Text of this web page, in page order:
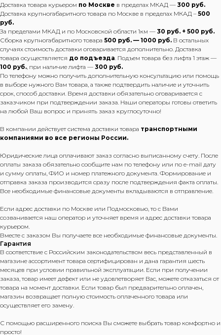
Доставка товара курьером по Москве в пределах МКАД — 300 руб.
Доставка крупногабаритного товара по Москве в пределах МКАД – 500
руб.
За пределами МКАД и по Московской области 1км — 30 руб. + 500 руб.
Сборка крупногабаритного товара 500 руб. — 1000 руб. В остальных
случаях стоимость доставки оговаривается дополнительно. Доставка
товара осуществляется до подъезда. Подъем товара без лифта 1 этаж —
100 руб., при наличие лифта — 300 руб.
По телефону можно получить дополнительную консультацию или помощь
в выборе нужного Вам товара, а также подтвердить наличие и уточнить
срок, способ доставки. Время доставки обязательно оговаривается с
заказчиком при подтверждении заказа. Наши операторы готовы ответить
на любой Ваш вопрос и принять заказ круглосуточно!
В компании действует система доставки товара транспортными
компаниями во все регионы России.
Юридические лица оплачивают заказ согласно выписанному счету. После
оплаты заказа обязательно сообщите нам по телефону или по e-mail дату
и сумму оплаты, ФИО и номер платежного документа. Формирование и
отправка заказа производится сразу после подтверждения факта оплаты.
Все необходимые финансовые документы вкладываются в отправление.
Если адрес доставки по Москве или Подмосковью, то с Вами
созванивается наш оператор и уточняет время и адрес доставки товара
курьером.
Вместе с заказом Вы получаете все необходимые финансовые документы.
Гарантия
В соответствие с Российским законодательством весь представленный в
магазине ассортимент товара сертифицирован и дана гарантия шесть
месяцев при условии правильной эксплуатации. Если при получении
заказа, товар имеет дефект или не удовлетворяет Вас, можете отказаться от
товара на момент доставки. Если товар был предварительно оплачен,
магазин возвращает полную стоимость оплаченного товара или
осуществляет его замену.
С помощью расширенного поиска Вы сможете выбрать товар комфортно и
просто!